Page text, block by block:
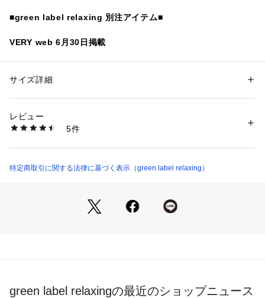
■green label relaxing 別注アイテム■
VERY web 6月30日掲載
直射日光の光と熱を跳ね返すことで、木陰のように頭とお肌を
テム。
アウトドアから街中まで、スタイリッシュに日除けができま
挟み込んでいる遮熱素材には近紫外線カット効果もあるので、
性別：レディース
素材：本体；ナイロン100％ 裏地；ポリエステル100％
洗濯：-
※詳しい洗濯方法については、商品の品質表示タグをご覧ください
36385000010 （ショップ）
サイズ詳細
レビュー
5件
特定商取引に関する法律に基づく表示（green label relaxing）
green label relaxingの最近のショップニュース